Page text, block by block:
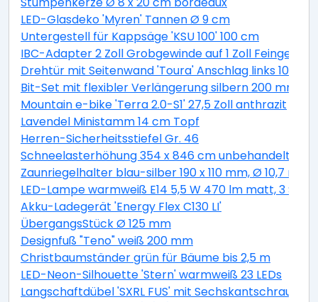
LED-Glasdeko 'Myren' Tannen Ø 9 cm
Untergestell für Kappsäge 'KSU 100' 100 cm
IBC-Adapter 2 Zoll Grobgewinde auf 1 Zoll
Drehtür mit Seitenwand 'Toura' Anschlag links 100 x
Bit-Set mit flexibler Verlängerung silbern 200 mm 11-
Mountain e-bike 'Terra 2.0-S1' 27,5 Zoll anthrazit
Lavendel Ministamm 14 cm Topf
Herren-Sicherheitsstiefel Gr. 46
Schneelasterhöhung 354 x 846 cm unbehandelt 6
Zaunriegelhalter blau-silber 190 x 110 mm, Ø 10,7 mm
LED-Lampe warmweiß E14 5,5 W 470 lm matt, 3
Akku-Ladegerät 'Energy Flex C130 LI'
ÜbergangsStück Ø 125 mm
Designfuß "Teno" weiß 200 mm
Christbaumständer grün für Bäume bis 2,5 m
LED-Neon-Silhouette 'Stern' warmweiß 23 LEDs
Langschaftdübel 'SXRL FUS' mit Sechskantschraube,